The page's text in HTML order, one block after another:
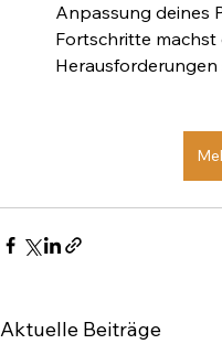
Anpassung deines
Fortschritte machst
Herausforderungen
Aktuelle Beiträge